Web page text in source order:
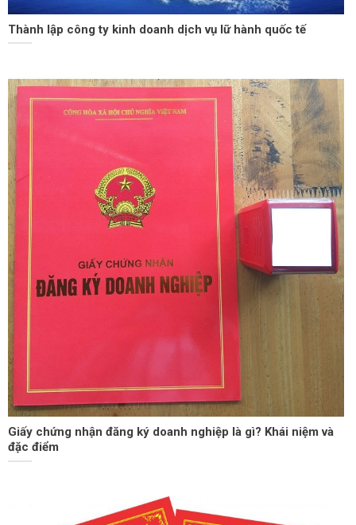
Thành lập công ty kinh doanh dịch vụ lữ hành quốc tế
Giấy chứng nhận đăng ký doanh nghiệp là gì? Khái niệm và
đặc điểm